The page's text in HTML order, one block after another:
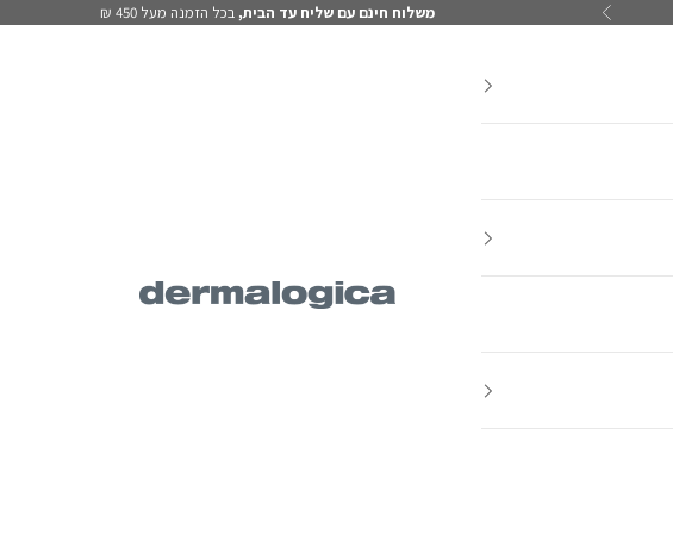
הקודם משלוח חינם עם שליח עד הבית, בכל הזמנה מעל 450 ₪
Dermalogica IL